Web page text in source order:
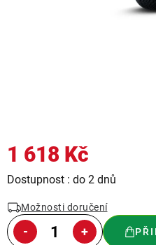
1 618 Kč
Měrná
Dostupnost : do 2 dnů
Možnosti doručení